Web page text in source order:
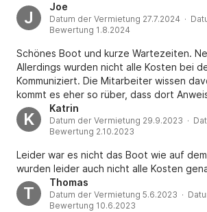
J
Joe
Datum der Vermietung 27.7.2024 ·
Bewertung 1.8.2024
Schönes Boot und kurze Wartezeiten.
Allerdings wurden nicht alle Kosten bei
Kommuniziert. Die Mitarbeiter wissen
kommt es eher so rüber, dass dort
verschwiegenheit gilt. Bei drei
eine andere Begründung, und bei der
Bezahlung gab es keinerlei Einsicht und
drumherumgerede. Ich werde in Zukunft
dort mieten. Bei der Anmietung wird
mit 13,90€ berechnet. Da kommen bei
höhere Summen zusammen. Das ist so
sollte richtig kommuniziert werden.
K
Katrin
Datum der Vermietung 29.9.2023 ·
Bewertung 2.10.2023
Leider war es nicht das Boot wie auf
wurden leider auch nicht alle Kosten
T
Thomas
Datum der Vermietung 5.6.2023 ·
Bewertung 10.6.2023